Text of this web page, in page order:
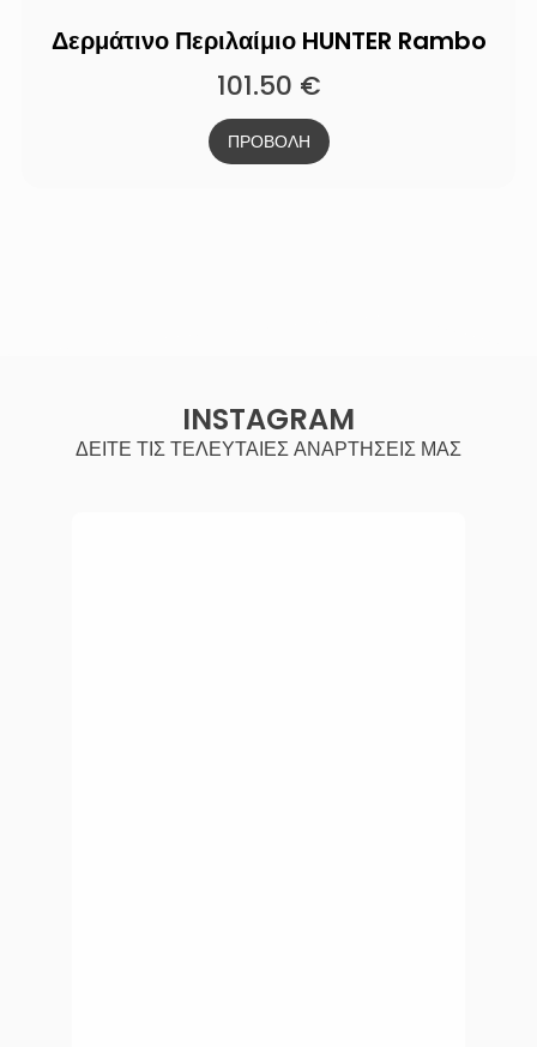
Δερμάτινο Περιλαίμιο HUNTER Rambo
101.50 €
ΠΡΟΒΟΛΗ
INSTAGRAM
ΔΕΙΤΕ ΤΙΣ ΤΕΛΕΥΤΑΙΕΣ ΑΝΑΡΤΗΣΕΙΣ ΜΑΣ